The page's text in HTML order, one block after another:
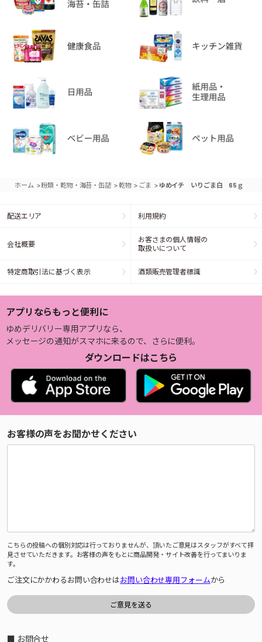
ホーム >粉類・乾物・海苔・缶詰 >乾物 > ごま > ゆめイチ いりごま白 65ｇ
配送エリア 利用規約
会社概要
お客さまの個人情報の
取扱いについて
特定商取引法に基づく表示 酒類販売管理者標識
アプリならもっと便利に
ゆめデリバリー専用アプリなら、
メッセージの通知がスマホに来るので、さらに便利。
ダウンロードはこちら
お客様の声をお聞かせください
こちらの投稿への個別対応は行っておりませんが、頂いたご意見はスタッフがすべて拝
見させていただきます。お客様の声をもとに商品開発・サイト改善を行ってまいりま
す。
ご注文にかかわるお問い合わせはお問い合わせ専用フォームから
■ お問合せ